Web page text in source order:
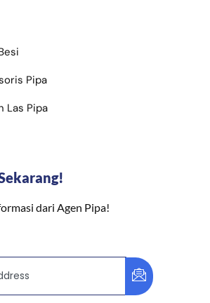
Pipa
Las Pipa
dari Agen Pipa!